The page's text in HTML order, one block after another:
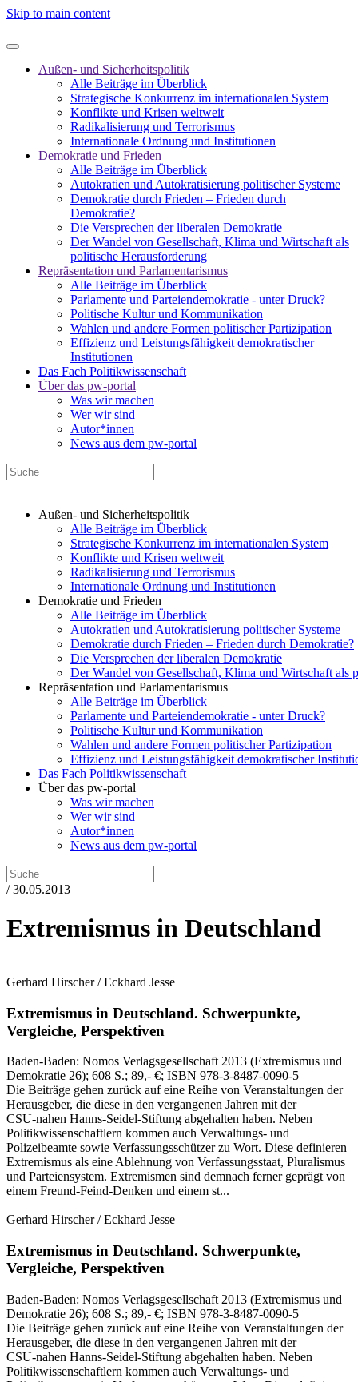
Skip to main content
Außen- und Sicherheitspolitik
Alle Beiträge im Überblick
Strategische Konkurrenz im internationalen System
Konflikte und Krisen weltweit
Radikalisierung und Terrorismus
Internationale Ordnung und Institutionen
Demokratie und Frieden
Alle Beiträge im Überblick
Autokratien und Autokratisierung politischer Systeme
Demokratie durch Frieden – Frieden durch
Demokratie?
Die Versprechen der liberalen Demokratie
Der Wandel von Gesellschaft, Klima und Wirtschaft als
politische Herausforderung
Repräsentation und Parlamentarismus
Alle Beiträge im Überblick
Parlamente und Parteiendemokratie - unter Druck?
Politische Kultur und Kommunikation
Wahlen und andere Formen politischer Partizipation
Effizienz und Leistungsfähigkeit demokratischer
Institutionen
Das Fach Politikwissenschaft
Über das pw-portal
Was wir machen
Wer wir sind
Autor*innen
News aus dem pw-portal
Außen- und Sicherheitspolitik
Alle Beiträge im Überblick
Strategische Konkurrenz im internationalen System
Konflikte und Krisen weltweit
Radikalisierung und Terrorismus
Internationale Ordnung und Institutionen
Demokratie und Frieden
Alle Beiträge im Überblick
Autokratien und Autokratisierung politischer Systeme
Demokratie durch Frieden – Frieden durch Demokratie?
Die Versprechen der liberalen Demokratie
Der Wandel von Gesellschaft, Klima und Wirtschaft als
Repräsentation und Parlamentarismus
Alle Beiträge im Überblick
Parlamente und Parteiendemokratie - unter Druck?
Politische Kultur und Kommunikation
Wahlen und andere Formen politischer Partizipation
Effizienz und Leistungsfähigkeit demokratischer
Das Fach Politikwissenschaft
Über das pw-portal
Was wir machen
Wer wir sind
Autor*innen
News aus dem pw-portal
/ 30.05.2013
Extremismus in Deutschland
Gerhard Hirscher / Eckhard Jesse
Extremismus in Deutschland. Schwerpunkte,
Vergleiche, Perspektiven
Baden-Baden: Nomos Verlagsgesellschaft 2013 (Extremismus und
Demokratie 26); 608 S.; 89,- €; ISBN 978-3-8487-0090-5
Die Beiträge gehen zurück auf eine Reihe von Veranstaltungen der
Herausgeber, die diese in den vergangenen Jahren mit der
CSU‑nahen Hanns‑Seidel‑Stiftung abgehalten haben. Neben
Politikwissenschaftlern kommen auch Verwaltungs‑ und
Polizeibeamte sowie Verfassungsschützer zu Wort. Diese definieren
Extremismus als eine Ablehnung von Verfassungsstaat, Pluralismus
und Parteiensystem. Extremismen sind demnach ferner geprägt von
einem Freund‑Feind‑Denken und einem st...
Gerhard Hirscher / Eckhard Jesse
Extremismus in Deutschland. Schwerpunkte,
Vergleiche, Perspektiven
Baden-Baden: Nomos Verlagsgesellschaft 2013 (Extremismus und
Demokratie 26); 608 S.; 89,- €; ISBN 978-3-8487-0090-5
Die Beiträge gehen zurück auf eine Reihe von Veranstaltungen der
Herausgeber, die diese in den vergangenen Jahren mit der
CSU‑nahen Hanns‑Seidel‑Stiftung abgehalten haben. Neben
Politikwissenschaftlern kommen auch Verwaltungs‑ und